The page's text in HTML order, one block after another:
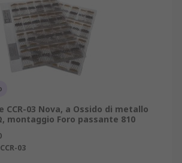
CCR-03 Nova, a Ossido di metallo
montaggio Foro passante 810
CCR-03